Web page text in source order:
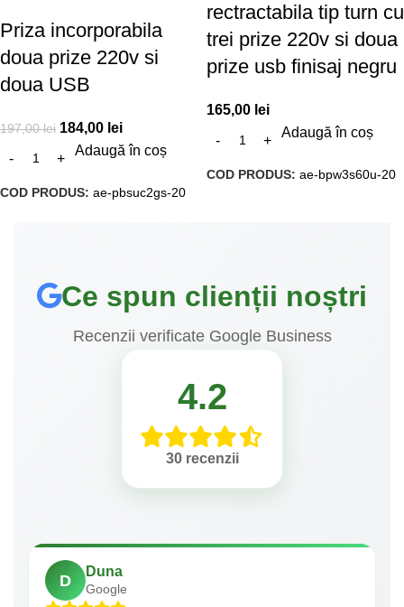
Priza incorporabila
doua prize 220v si
doua USB
197,00lei 184,00 lei
Adaugă în coș
COD PRODUS: ae-pbsuc2gs-20
rectractabila tip turn cu
trei prize 220v si doua
prize usb finisaj negru
165,00 lei
Adaugă în coș
COD PRODUS: ae-bpw3s60u-20
Ce spun clienții noștri
Recenzii verificate Google Business
4.2
30 recenzii
D
Duna
Google